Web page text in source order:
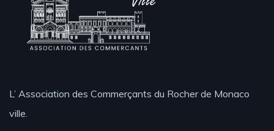
L’ Association des Commerçants du Rocher de Monaco
ville.